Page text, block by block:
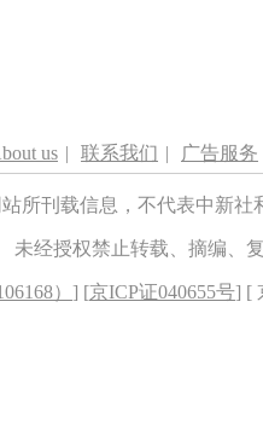
us | 联系我们 | 广告服务
所刊载信息，不代表中新
未经授权禁止转载、摘编、
） ] [京ICP证040655号] [